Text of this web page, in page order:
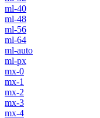
ml-40
ml-48
ml-56
ml-64
ml-auto
ml-px
mx-0
mx-1
mx-2
mx-3
mx-4